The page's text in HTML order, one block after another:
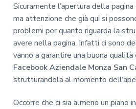
Sicuramente l’apertura della
ma attenzione che già qui si
problemi per quanto riguarda la
avere nella pagina. Infatti ci sono
vanno a garantire una buona
Facebook Aziendale Monza San
strutturandola al momento
Occorre che ci sia almeno un piano